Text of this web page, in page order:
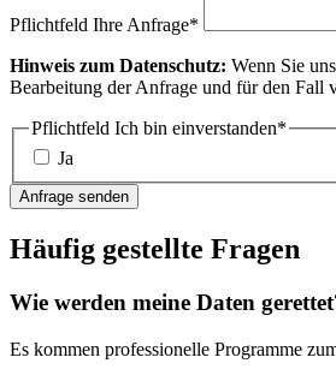
Pflichtfeld Ihre Anfrage*
Hinweis zum Datenschutz: Wenn Sie
Bearbeitung der Anfrage und für den Fall
Pflichtfeld Ich bin einverstanden*
Ja
Anfrage senden
Häufig gestellte Fragen
Wie werden meine Daten
Es kommen professionelle Programme